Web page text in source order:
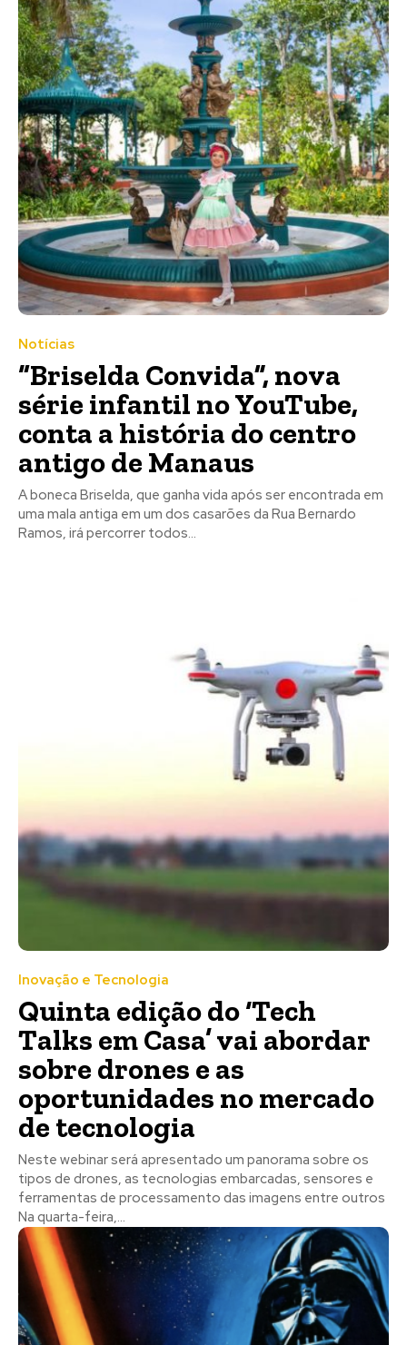
Notícias
“Briselda Convida”, nova
série infantil no YouTube,
conta a história do centro
antigo de Manaus
A boneca Briselda, que ganha vida após ser encontrada em
uma mala antiga em um dos casarões da Rua Bernardo
Ramos, irá percorrer todos...
Inovação e Tecnologia
Quinta edição do ‘Tech
Talks em Casa’ vai abordar
sobre drones e as
oportunidades no mercado
de tecnologia
Neste webinar será apresentado um panorama sobre os
tipos de drones, as tecnologias embarcadas, sensores e
ferramentas de processamento das imagens entre outros
Na quarta-feira,...